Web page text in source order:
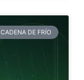
CADENA DE FRÍO